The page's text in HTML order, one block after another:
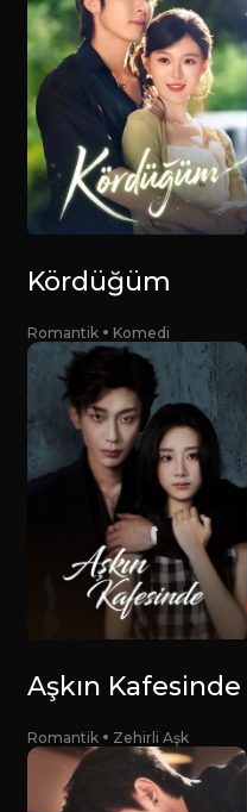
Kördüğüm
Romantik Komedi
Aşkın Kafesinde
Romantik Zehirli Aşk